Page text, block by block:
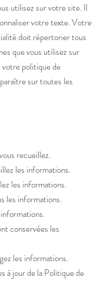
utilisez sur votre site. Il
votre texte. Votre
doit répertorier tous
que vous utilisez sur
politique de
sur toutes les
recueillez.
les informations.
les informations.
les informations.
conservées les
les informations.
à jour de la Politique de